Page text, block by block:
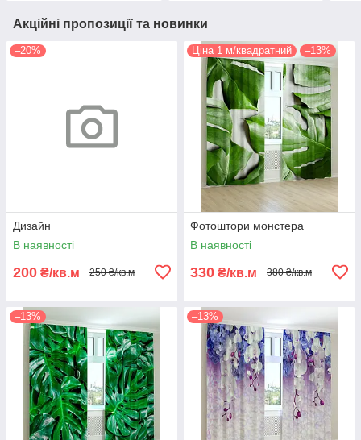
Акційні пропозиції та новинки
–20%
Дизайн
В наявності
200 ₴/кв.м 250 ₴/кв.м
Ціна 1 м/квадратний –13%
Фотоштори монстера
В наявності
330 ₴/кв.м 380 ₴/кв.м
–13% –13%